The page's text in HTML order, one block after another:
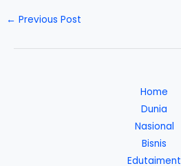
← Previous Post
Home
Dunia
Nasional
Bisnis
Edutaiment